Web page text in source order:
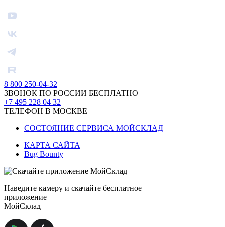
8 800 250-04-32
ЗВОНОК ПО РОССИИ БЕСПЛАТНО
+7 495 228 04 32
ТЕЛЕФОН В МОСКВЕ
СОСТОЯНИЕ СЕРВИСА МОЙСКЛАД
КАРТА САЙТА
Bug Bounty
Наведите камеру и скачайте бесплатное
приложение
МойСклад